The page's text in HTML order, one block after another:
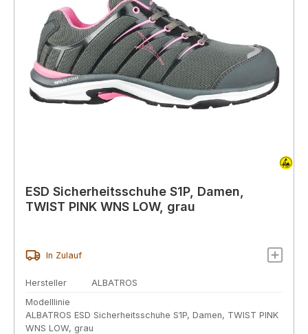
ESD Sicherheitsschuhe S1P, Damen,
TWIST PINK WNS LOW, grau
In Zulauf
Hersteller
ALBATROS
Modelllinie
ALBATROS ESD Sicherheitsschuhe S1P, Damen, TWIST PINK
WNS LOW, grau